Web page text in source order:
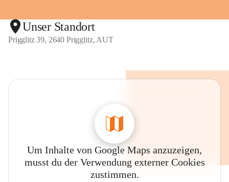
Unser Standort
Prigglitz 39, 2640 Prigglitz, AUT
Um Inhalte von Google Maps anzuzeigen,
musst du der Verwendung externer Cookies
zustimmen.